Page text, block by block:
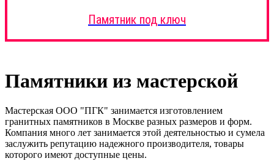
Памятник под ключ
Памятники из мастерской
Мастерская ООО "ПГК" занимается изготовлением
гранитных памятников в Москве разных размеров и форм.
Компания много лет занимается этой деятельностью и сумела
заслужить репутацию надежного производителя, товары
которого имеют доступные цены.